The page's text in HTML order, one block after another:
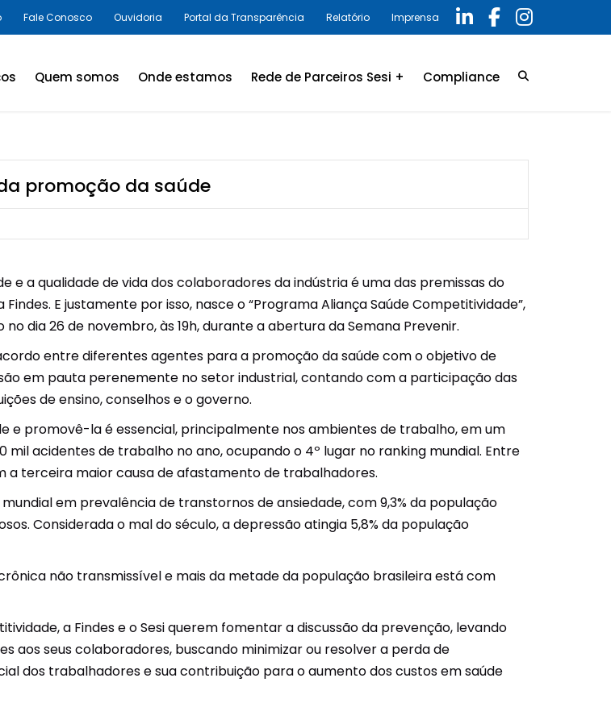
Fale Conosco Ouvidoria Portal da Transparência Relatório Imprensa
Ambientais e
Técnicos
e Cursos
e Exames
da Saúde
Móveis
de Seviços – SSI –
e Segurança na
Quem somos Onde estamos Rede de Parceiros Sesi + Compliance
Programa de Compliance
promoção da saúde
e a qualidade de vida dos colaboradores da indústria é uma das premissas do
Findes. E justamente por isso, nasce o “Programa Aliança Saúde Competitividade”,
no dia 26 de novembro, às 19h, durante a abertura da Semana Prevenir.
entre diferentes agentes para a promoção da saúde com o objetivo de
em pauta perenemente no setor industrial, contando com a participação das
de ensino, conselhos e o governo.
e promovê-la é essencial, principalmente nos ambientes de trabalho, em um
mil acidentes de trabalho no ano, ocupando o 4º lugar no ranking mundial. Entre
a terceira maior causa de afastamento de trabalhadores.
em prevalência de transtornos de ansiedade, com 9,3% da população
Considerada o mal do século, a depressão atingia 5,8% da população
não transmissível e mais da metade da população brasileira está com
a Findes e o Sesi querem fomentar a discussão da prevenção, levando
aos seus colaboradores, buscando minimizar ou resolver a perda de
dos trabalhadores e sua contribuição para o aumento dos custos em saúde